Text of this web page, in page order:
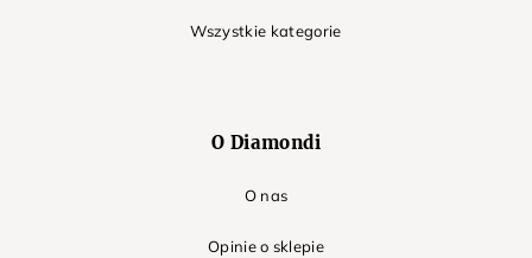
Wszystkie kategorie
O Diamondi
O nas
Opinie o sklepie